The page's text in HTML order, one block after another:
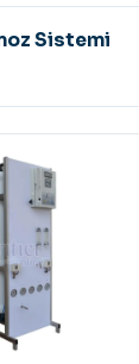
Sistemi